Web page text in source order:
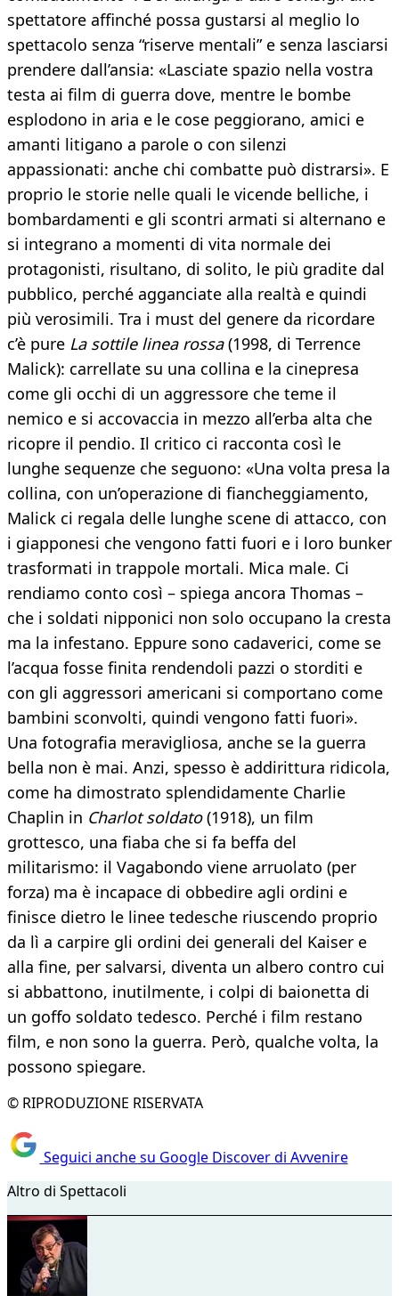
spettatore affinché possa gustarsi al meglio lo
spettacolo senza “riserve mentali” e senza lasciarsi
prendere dall’ansia: «Lasciate spazio nella vostra
testa ai film di guerra dove, mentre le bombe
esplodono in aria e le cose peggiorano, amici e
amanti litigano a parole o con silenzi
appassionati: anche chi combatte può distrarsi». E
proprio le storie nelle quali le vicende belliche, i
bombardamenti e gli scontri armati si alternano e
si integrano a momenti di vita normale dei
protagonisti, risultano, di solito, le più gradite dal
pubblico, perché agganciate alla realtà e quindi
più verosimili. Tra i must del genere da ricordare
c’è pure La sottile linea rossa(1998, di Terrence
Malick): carrellate su una collina e la cinepresa
come gli occhi di un aggressore che teme il
nemico e si accovaccia in mezzo all’erba alta che
ricopre il pendio. Il critico ci racconta così le
lunghe sequenze che seguono: «Una volta presa la
collina, con un’operazione di fiancheggiamento,
Malick ci regala delle lunghe scene di attacco, con
i giapponesi che vengono fatti fuori e i loro bunker
trasformati in trappole mortali. Mica male. Ci
rendiamo conto così – spiega ancora Thomas –
che i soldati nipponici non solo occupano la cresta
ma la infestano. Eppure sono cadaverici, come se
l’acqua fosse finita rendendoli pazzi o storditi e
con gli aggressori americani si comportano come
bambini sconvolti, quindi vengono fatti fuori».
Una fotografia meravigliosa, anche se la guerra
bella non è mai. Anzi, spesso è addirittura ridicola,
come ha dimostrato splendidamente Charlie
Chaplin in Charlot soldato(1918), un film
grottesco, una fiaba che si fa beffa del
militarismo: il Vagabondo viene arruolato (per
forza) ma è incapace di obbedire agli ordini e
finisce dietro le linee tedesche riuscendo proprio
da lì a carpire gli ordini dei generali del Kaiser e
alla fine, per salvarsi, diventa un albero contro cui
si abbattono, inutilmente, i colpi di baionetta di
un goffo soldato tedesco. Perché i film restano
film, e non sono la guerra. Però, qualche volta, la
possono spiegare.
© RIPRODUZIONE RISERVATA
Seguici anche su Google Discover di Avvenire
Altro di Spettacoli